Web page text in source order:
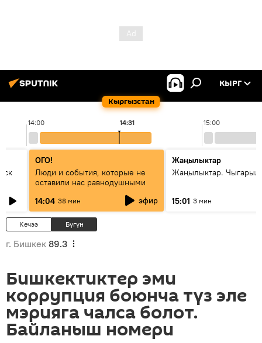
Кыргызстан
КЫРГ
14:00 15:00
14:31
ОГО!
Люди и события, которые не
оставили нас равнодушными
14:04 38 мин эфир
Жаңылыктар
Жаңылыктар.
15:01 3 мин
Кечээ Бүгүн
г. Бишкек 89.3
Бишкектиктер эми
коррупция боюнча түз эле
мэрияга чалса болот.
Байланыш номери